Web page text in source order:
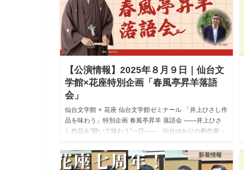
【公演情報】2025年８月９日｜仙台文
学館×花座特別企画「春風亭昇羊落語
会」
仙台文学館 × 花座 仙台文学館ゼミナール 「井上ひさし作
品を味わう」特別企画 春風亭昇羊 落語会 ――井上ひさ
し作品を“聴いて味わう”一日―― 仙台ゆかりの劇作家・
新着情報